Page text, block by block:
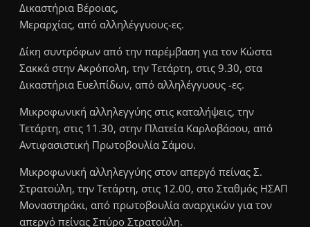
Δικαστήρια Βέροιας,
Μεραρχίας, από αλληλέγγυους-ες.
Δίκη συντρόφων από την παρέμβαση για τον Κώστα
Σακκά στην Ακρόπολη, την Τετάρτη, στις 9.30, στα
Δικαστήρια Ευελπίδων, από αλληλέγγυους -ες.
Μικροφωνική αλληλεγγύης στις καταλήψεις, την
Τετάρτη, στις 11.30, στην Πλατεία Καρλοβάσου, από
Αντιφασιστική Πρωτοβουλία Σάμου.
Μικροφωνική αλληλεγγύης στον απεργό πείνας Σ.
Στρατούλη, την Τετάρτη, στις 12.00, στο Σταθμός ΗΣΑΠ
Μοναστηράκι, από πρωτοβουλία αναρχικών για τον
απεργό πείνας Σπύρο Στρατούλη.